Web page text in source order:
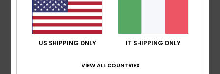
Taglia
Troppo piccoloTroppo grande
5.0
US SHIPPING ONLY IT SHIPPING ONLY
VIEW ALL COUNTRIES